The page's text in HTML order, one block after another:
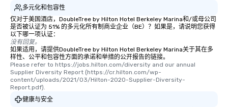
多元化和包容性
仅对于美国酒店，DoubleTree by Hilton Hotel Berkeley Marina和/或母公司
是否被认证为 51% 的多元化所有制商业企业（BE）？如果是，请说明您获得
以下哪一项认证：
没有回复。
如果适用，请提供DoubleTree by Hilton Hotel Berkeley Marina关于其在多
样性、公平和包容性方面的承诺和举措的公开报告的链接。
Please refer to https://jobs.hilton.com/diversity and our annual
Supplier Diversity Report (https://cr.hilton.com/wp-
content/uploads/2021/03/Hilton-2020-Supplier-Diversity-
Report.pdf).
健康与安全